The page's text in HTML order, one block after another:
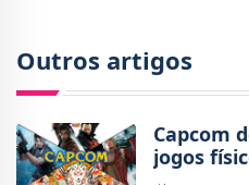
Outros artigos
Capcom
jogos